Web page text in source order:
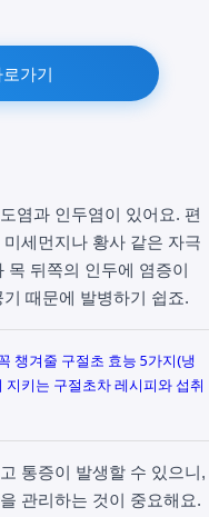
가기
염과 인두염이 있어요. 편
세먼지나 황사 같은 자극
목 뒤쪽의 인두에 염증이
때문에 발병하기 쉽죠.
챙겨줄 구절초 효능 5가지(냉
키는 구절초차 레시피와 섭취
통증이 발생할 수 있으니,
관리하는 것이 중요해요.